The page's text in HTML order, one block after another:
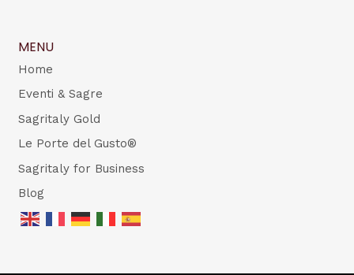
MENU
Home
Eventi & Sagre
Sagritaly Gold
Le Porte del Gusto®
Sagritaly for Business
Blog